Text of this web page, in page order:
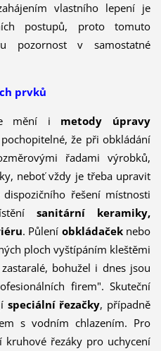
vlastního lepení je
postupů, proto tomuto
pozornost v samostatné
prvků
mění i metody úpravy
pochopitelné, že při obkládání
řadami výrobků,
neboť vždy je třeba upravit
řešení místnosti
sanitární keramiky,
. Půlení obkládaček nebo
ploch vyštípáním kleštěmi
bohužel i dnes jsou
firem". Skuteční
speciální řezačky, případně
s vodním chlazením. Pro
řezáky pro uchycení